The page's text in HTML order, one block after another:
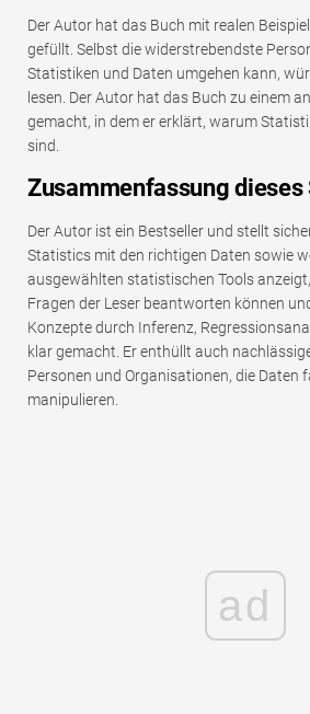
Der Autor hat das Buch mit realen
gefüllt. Selbst die widerstrebendste
Statistiken und Daten umgehen kann,
lesen. Der Autor hat das Buch zu einem
gemacht, in dem er erklärt, warum
sind.
Zusammenfassung
Der Autor ist ein Bestseller und stellt
Statistics mit den richtigen Daten sowie
ausgewählten statistischen Tools
Fragen der Leser beantworten können
Konzepte durch Inferenz,
klar gemacht. Er enthüllt auch
Personen und Organisationen, die Daten
manipulieren.
ad